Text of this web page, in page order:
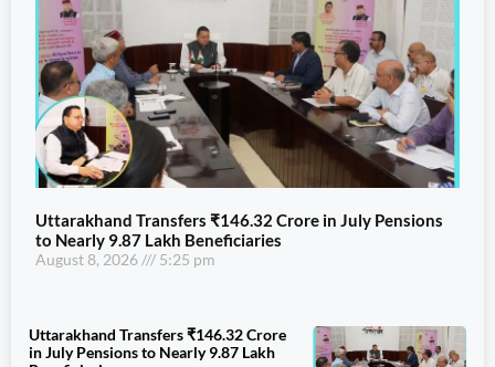
Uttarakhand Transfers ₹146.32 Crore in July Pensions
to Nearly 9.87 Lakh Beneficiaries
August 8, 2026 5:25 pm
Uttarakhand Transfers ₹146.32 Crore
in July Pensions to Nearly 9.87 Lakh